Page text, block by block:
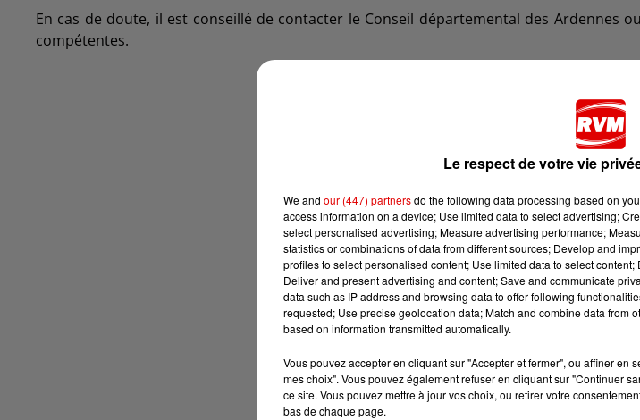
En cas de doute, il est conseillé de contacter le Conseil départemental des Ardennes
compétentes.
Le respect de votre vie
We and our (447) partnersdo the following data processing based on
access information on a device; Use limited data to select advertising;
select personalised advertising; Measure advertising performance;
statistics or combinations of data from different sources; Develop and
profiles to select personalised content; Use limited data to select
Deliver and present advertising and content; Save and communicate
data such as IP address and browsing data to offer following
requested; Use precise geolocation data; Match and combine data from
based on information transmitted automatically.
Vous pouvez accepter en cliquant sur "Accepter et fermer", ou affiner en
mes choix". Vous pouvez également refuser en cliquant sur "Continuer
ce site. Vous pouvez mettre à jour vos choix, ou retirer votre
bas de chaque page.